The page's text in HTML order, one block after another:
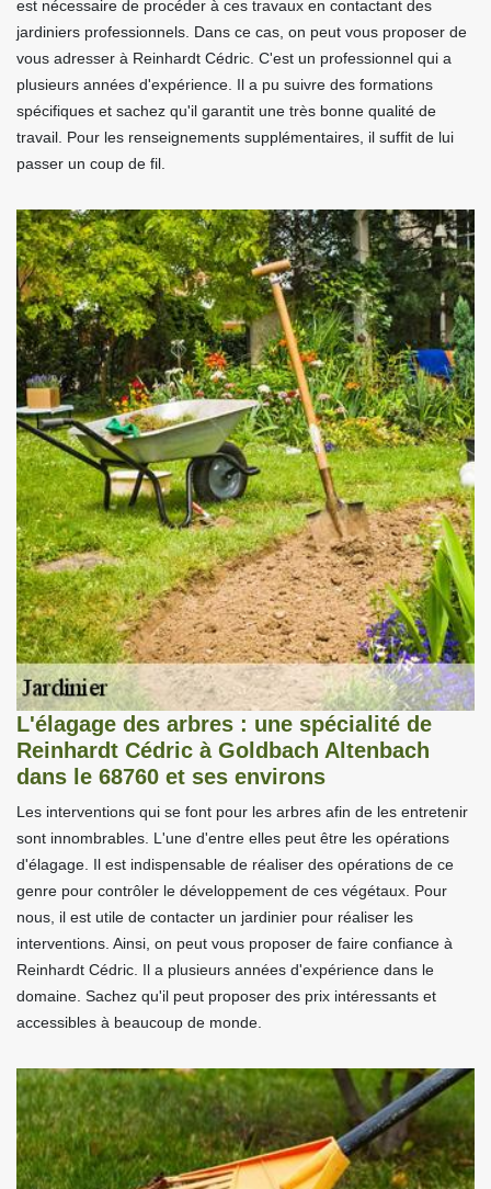
est nécessaire de procéder à ces travaux en contactant des
jardiniers professionnels. Dans ce cas, on peut vous proposer de
vous adresser à Reinhardt Cédric. C'est un professionnel qui a
plusieurs années d'expérience. Il a pu suivre des formations
spécifiques et sachez qu'il garantit une très bonne qualité de
travail. Pour les renseignements supplémentaires, il suffit de lui
passer un coup de fil.
L'élagage des arbres : une spécialité de
Reinhardt Cédric à Goldbach Altenbach
dans le 68760 et ses environs
Les interventions qui se font pour les arbres afin de les entretenir
sont innombrables. L'une d'entre elles peut être les opérations
d'élagage. Il est indispensable de réaliser des opérations de ce
genre pour contrôler le développement de ces végétaux. Pour
nous, il est utile de contacter un jardinier pour réaliser les
interventions. Ainsi, on peut vous proposer de faire confiance à
Reinhardt Cédric. Il a plusieurs années d'expérience dans le
domaine. Sachez qu'il peut proposer des prix intéressants et
accessibles à beaucoup de monde.